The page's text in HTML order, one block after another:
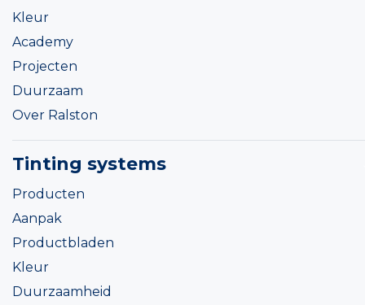
Kleur
Academy
Projecten
Duurzaam
Over Ralston
Tinting systems
Producten
Aanpak
Productbladen
Kleur
Duurzaamheid